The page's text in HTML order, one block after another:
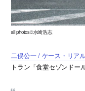
all photos©水崎浩志
二俣公一 / ケース・リア
トラン「食堂セゾンドー